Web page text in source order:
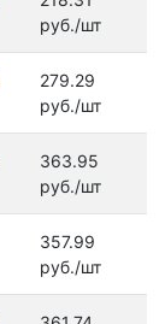
руб./шт
279.29
руб./шт
363.95
руб./шт
357.99
руб./шт